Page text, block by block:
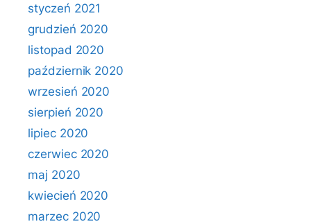
styczeń 2021
grudzień 2020
listopad 2020
październik 2020
wrzesień 2020
sierpień 2020
lipiec 2020
czerwiec 2020
maj 2020
kwiecień 2020
marzec 2020